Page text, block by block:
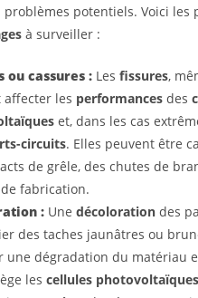
problèmes potentiels. Voici les
à surveiller :
ou cassures : Les fissures,
affecter les performances des
et, dans les cas
circuits. Elles peuvent être
de grêle, des chutes de
fabrication.
: Une décoloration des
des taches jaunâtres ou
une dégradation du matériau
les cellules photovoltaïques